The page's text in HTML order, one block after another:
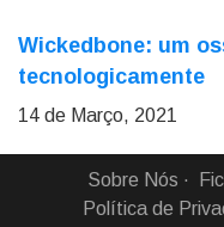
Wickedbone: um
tecnologicamente
14 de Março, 2021
Sobre Nós
Política de